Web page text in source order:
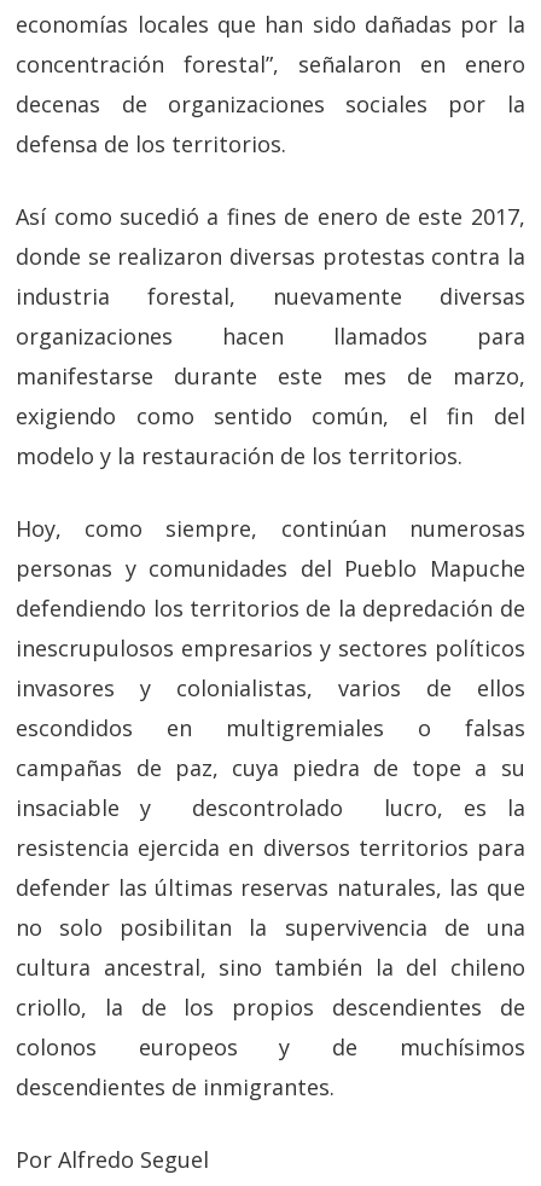
economías locales que han sido dañadas por la
concentración forestal”, señalaron en enero
decenas de organizaciones sociales por la
defensa de los territorios.
Así como sucedió a fines de enero de este 2017,
donde se realizaron diversas protestas contra la
industria forestal, nuevamente diversas
organizaciones hacen llamados para
manifestarse durante este mes de marzo,
exigiendo como sentido común, el fin del
modelo y la restauración de los territorios.
Hoy, como siempre, continúan numerosas
personas y comunidades del Pueblo Mapuche
defendiendo los territorios de la depredación de
inescrupulosos empresarios y sectores políticos
invasores y colonialistas, varios de ellos
escondidos en multigremiales o falsas
campañas de paz, cuya piedra de tope a su
insaciable y descontrolado lucro, es la
resistencia ejercida en diversos territorios para
defender las últimas reservas naturales, las que
no solo posibilitan la supervivencia de una
cultura ancestral, sino también la del chileno
criollo, la de los propios descendientes de
colonos europeos y de muchísimos
descendientes de inmigrantes.
Por Alfredo Seguel